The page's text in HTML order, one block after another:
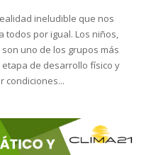
ineludible que nos
todos por igual. Los niños,
uno de los grupos más
de desarrollo físico y
condiciones...